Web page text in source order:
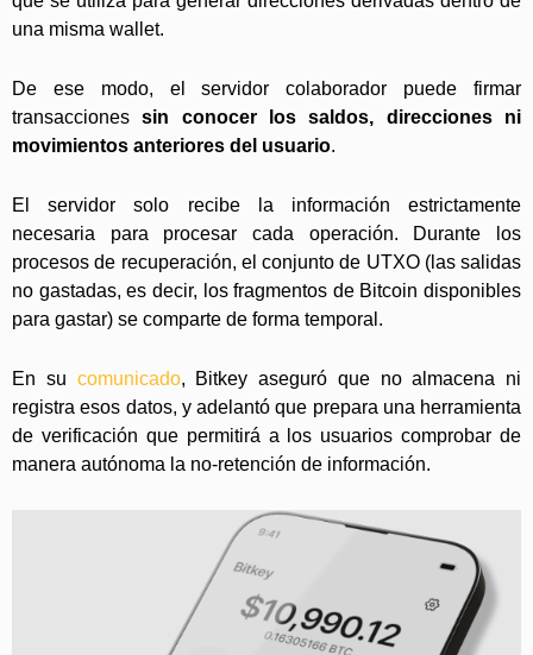
una misma wallet.
De ese modo, el servidor colaborador puede firmar
transaccionessin conocer los saldos, direcciones ni
movimientos anteriores del usuario.
El servidor solo recibe la información estrictamente
necesaria para procesar cada operación. Durante los
procesos de recuperación, el conjunto de UTXO (las salidas
no gastadas, es decir, los fragmentos de Bitcoin disponibles
para gastar) se comparte de forma temporal.
En su comunicado, Bitkey aseguró que no almacena ni
registra esos datos, y adelantó que prepara una herramienta
de verificación que permitirá a los usuarios comprobar de
manera autónoma la no-retención de información.